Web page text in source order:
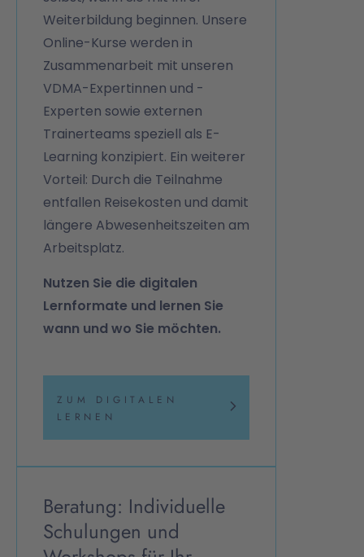
Weiterbildung beginnen. Unsere
Online-Kurse werden in
Zusammenarbeit mit unseren
VDMA-Expertinnen und -
Experten sowie externen
Trainerteams speziell als E-
Learning konzipiert. Ein weiterer
Vorteil: Durch die Teilnahme
entfallen Reisekosten und damit
längere Abwesenheitszeiten am
Arbeitsplatz.
Nutzen Sie die digitalen
Lernformate und lernen Sie
wann und wo Sie möchten.
ZUM DIGITALEN
LERNEN
Beratung: Individuelle
Schulungen und